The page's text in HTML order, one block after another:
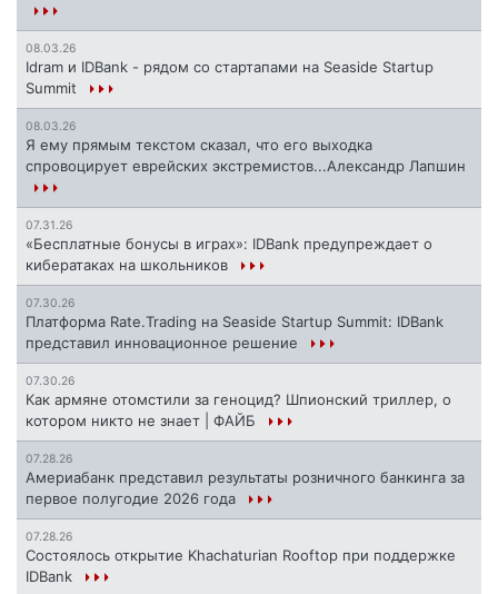
08.03.26
Idram и IDBank - рядом со стартапами на Seaside Startup
Summit
08.03.26
Я ему прямым текстом сказал, что его выходка
спровоцирует еврейских экстремистов...Александр Лапшин
07.31.26
«Бесплатные бонусы в играх»: IDBank предупреждает о
кибератаках на школьников
07.30.26
Платформа Rate.Trading на Seaside Startup Summit: IDBank
представил инновационное решение
07.30.26
Как армяне отомстили за геноцид? Шпионский триллер, о
котором никто не знает | ФАЙБ
07.28.26
Америабанк представил результаты розничного банкинга за
первое полугодие 2026 года
07.28.26
Состоялось открытие Khachaturian Rooftop при поддержке
IDBank